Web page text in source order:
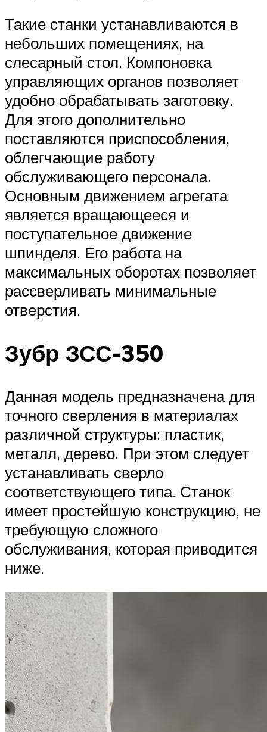
Такие станки устанавливаются в
небольших помещениях, на
слесарный стол. Компоновка
управляющих органов позволяет
удобно обрабатывать заготовку.
Для этого дополнительно
поставляются приспособления,
облегчающие работу
обслуживающего персонала.
Основным движением агрегата
является вращающееся и
поступательное движение
шпинделя. Его работа на
максимальных оборотах позволяет
рассверливать минимальные
отверстия.
Зубр ЗСС-350
Данная модель предназначена для
точного сверления в материалах
различной структуры: пластик,
металл, дерево. При этом следует
устанавливать сверло
соответствующего типа. Станок
имеет простейшую конструкцию, не
требующую сложного
обслуживания, которая приводится
ниже.